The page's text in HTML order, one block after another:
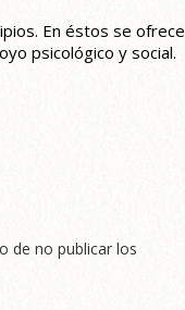
En éstos se ofrece
psicológico y social.
de no publicar los